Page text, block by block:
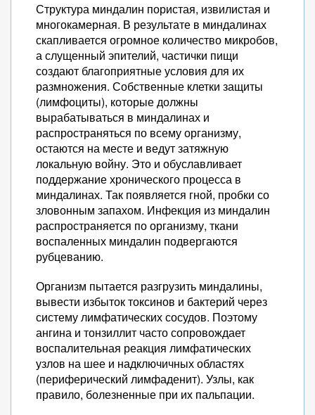
Структура миндалин пористая, извилистая и
многокамерная. В результате в миндалинах
скапливается огромное количество микробов,
а слущенный эпителий, частички пищи
создают благоприятные условия для их
размножения. Собственные клетки защиты
(лимфоциты), которые должны
вырабатываться в миндалинах и
распространяться по всему организму,
остаются на месте и ведут затяжную
локальную войну. Это и обуславливает
поддержание хронического процесса в
миндалинах. Так появляется гной, пробки со
зловонным запахом. Инфекция из миндалин
распространяется по организму, ткани
воспаленных миндалин подвергаются
рубцеванию.
Организм пытается разгрузить миндалины,
вывести избыток токсинов и бактерий через
систему лимфатических сосудов. Поэтому
ангина и тонзиллит часто сопровождает
воспалительная реакция лимфатических
узлов на шее и надключичных областях
(периферический лимфаденит). Узлы, как
правило, болезненные при их пальпации.